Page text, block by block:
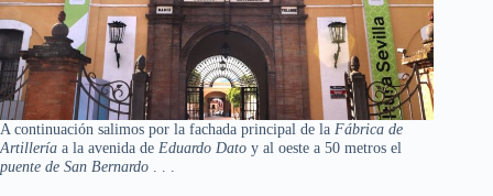
A continuación salimos por la fachada principal de la Fábrica de
Artillería a la avenida de Eduardo Dato y al oeste a 50 metros el
puente de San Bernardo